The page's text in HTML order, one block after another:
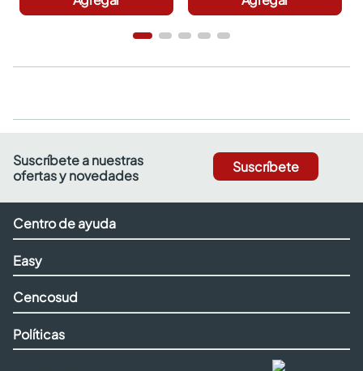
Suscríbete a nuestras
ofertas y novedades
Suscríbete
Centro de ayuda
Easy
Cencosud
Políticas